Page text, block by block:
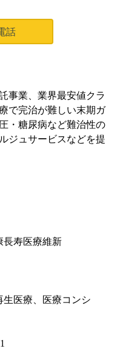
話
事業、業界最安値クラ
で完治が難しい末期ガ
・糖尿病など難治性の
ジュサービスなどを提
長寿医療維新
生医療、医療コンシ